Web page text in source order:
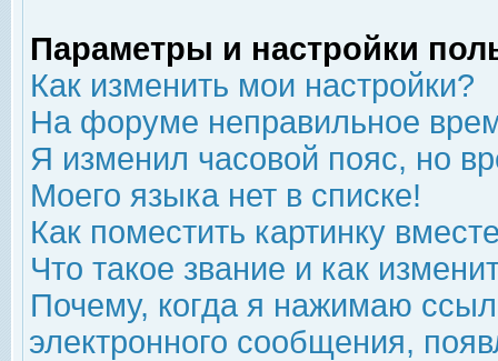
Параметры и настройки
Как изменить мои настройки?
На форуме неправильное
Я изменил часовой пояс, но
Моего языка нет в списке!
Как поместить картинку
Что такое звание и как
Почему, когда я нажимаю
электронного сообщения,